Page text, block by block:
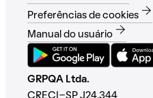
Preferências de cookies
Manual do usuário
GRPQA Ltda.